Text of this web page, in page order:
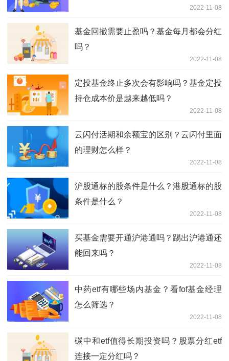
2022-11-08
基金回撤需要止盈吗？基金每月都会分红
吗？
2022-11-08
定投基金终止多次会有影响吗？基金定投
持仓成本价是越来越低吗？
2022-11-08
云闪付活期和余额宝的区别？云闪付里面
的理财怎么样？
2022-11-08
沪股通标的股条件是什么？港股通标的股
条件是什么？
2022-11-08
买基金需要开通沪港通吗？踢出沪港通还
能回来吗？
2022-11-08
中药etf有哪些场内基金？看fof基金经理
怎么筛选？
2022-11-08
碳中和etf值得长期投资吗？股票分红etf
连接一定分红吗？